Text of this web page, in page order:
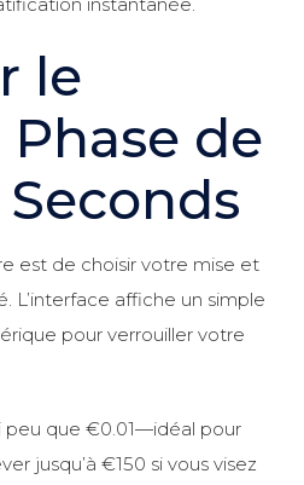
le
Phase de
est de choisir votre mise et
L’interface affiche un simple
pour verrouiller votre
peu que €0.01—idéal pour
jusqu’à €150 si vous visez